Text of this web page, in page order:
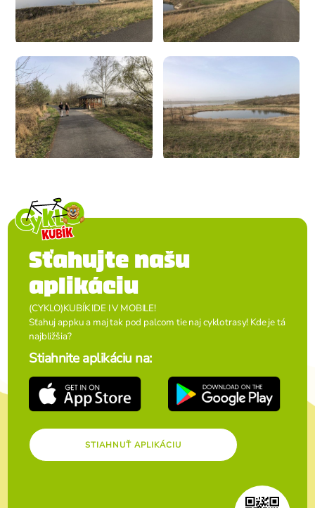
Sťahujte našu
aplikáciu
(CYKLO)KUBÍK IDE I V MOBILE!
Sťahuj appku a maj tak pod palcom tie naj cyklotrasy! Kde je tá
najbližšia?
Stiahnite aplikáciu na:
STIAHNUŤ APLIKÁCIU